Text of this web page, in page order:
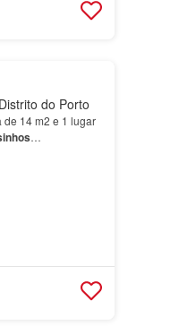
do Porto
de 14 m2 e 1 lugar